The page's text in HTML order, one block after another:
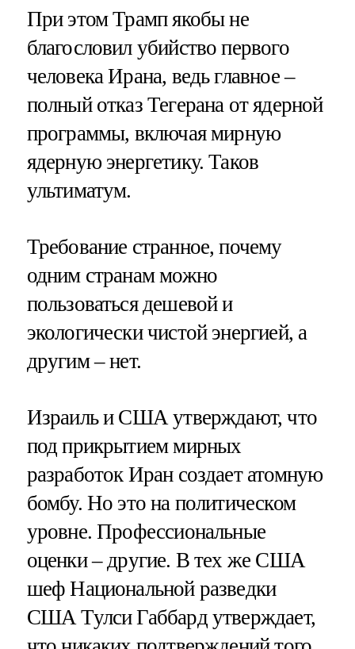
При этом Трамп якобы не
благословил убийство первого
человека Ирана, ведь главное –
полный отказ Тегерана от ядерной
программы, включая мирную
ядерную энергетику. Таков
ультиматум.
Требование странное, почему
одним странам можно
пользоваться дешевой и
экологически чистой энергией, а
другим – нет.
Израиль и США утверждают, что
под прикрытием мирных
разработок Иран создает атомную
бомбу. Но это на политическом
уровне. Профессиональные
оценки – другие. В тех же США
шеф Национальной разведки
США Тулси Габбард утверждает,